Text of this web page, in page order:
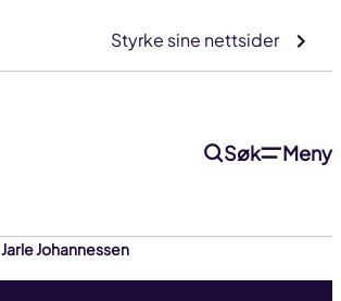
Styrke sine nettsider
Søk Meny
Jarle Johannessen Til toppen